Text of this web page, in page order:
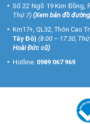
Số 22 Ngõ 19 Kim Đồng,
Thứ 7) (Xem bản đồ
Km17+, QL32, Thôn Cao
Tây Đô) (8:00 – 17:30,
Hoài Đức cũ)
Hotline: 0989 067 969